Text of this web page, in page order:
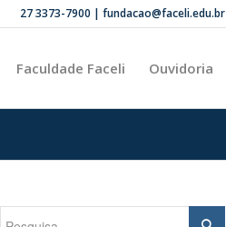
27 3373-7900 | fundacao@faceli.edu.br
Faculdade Faceli Ouvidoria